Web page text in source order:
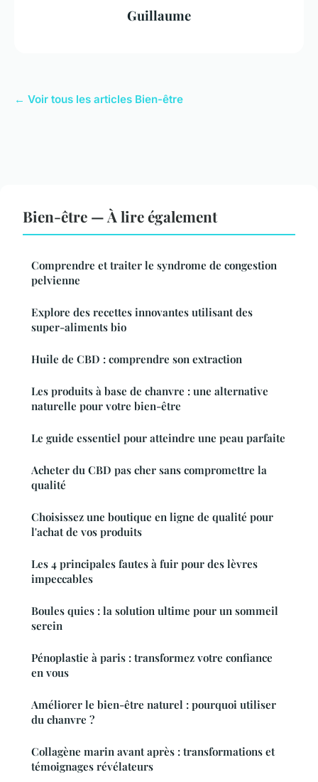
Guillaume
← Voir tous les articles Bien-être
Bien-être — À lire également
Comprendre et traiter le syndrome de congestion
pelvienne
Explore des recettes innovantes utilisant des
super-aliments bio
Huile de CBD : comprendre son extraction
Les produits à base de chanvre : une alternative
naturelle pour votre bien-être
Le guide essentiel pour atteindre une peau parfaite
Acheter du CBD pas cher sans compromettre la
qualité
Choisissez une boutique en ligne de qualité pour
l'achat de vos produits
Les 4 principales fautes à fuir pour des lèvres
impeccables
Boules quies : la solution ultime pour un sommeil
serein
Pénoplastie à paris : transformez votre confiance
en vous
Améliorer le bien-être naturel : pourquoi utiliser
du chanvre ?
Collagène marin avant après : transformations et
témoignages révélateurs